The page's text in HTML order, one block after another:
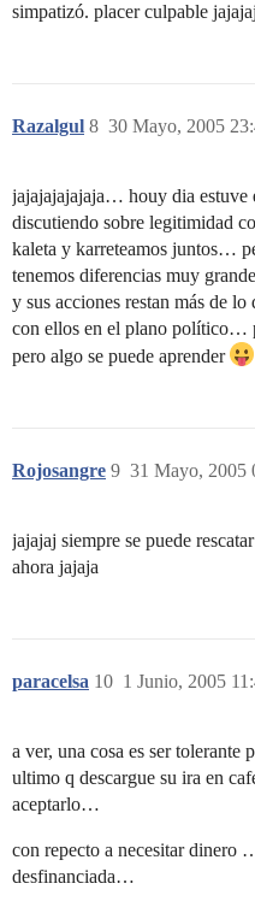
simpatizó. placer culpable
Razalgul 30 Mayo, 2005
8
jajajajajajaja… houy dia estuve
discutiendo sobre legitimidad
kaleta y karreteamos juntos…
tenemos diferencias muy
y sus acciones restan más de
con ellos en el plano político…
pero algo se puede aprender
Rojosangre 31 Mayo, 2005
9
jajajaj siempre se puede
ahora jajaja
paracelsa 1 Junio, 2005
10
a ver, una cosa es ser tolerante
ultimo q descargue su ira en
aceptarlo…
con repecto a necesitar dinero
desfinanciada…